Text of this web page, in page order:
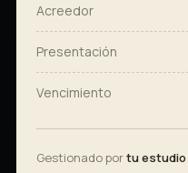
Acreedor
Presentación
Vencimiento
Gestionado portu estudio